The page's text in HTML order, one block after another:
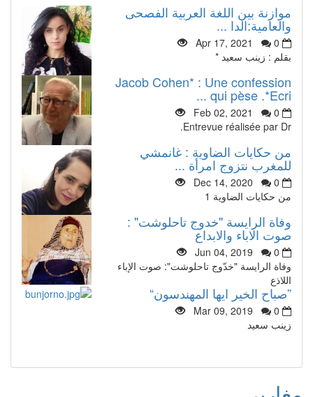
موازنة بين اللغة العربية الفصحى
والعامية:الدا ...
Apr 17, 2021
0
بقلم : زينب سعيد *
Jacob Cohen* : Une confession
qui pèse .*Ecri ...
Feb 02, 2021
0
Entrevue réalisée par Dr.
من حكايات الضاوية : غانمشي
للمغرب نتزوج امرأة ...
Dec 14, 2020
0
من حكايات الضاوية 1
وفاة الرايسة "خدوج تاحلوشت" :
صوت الاباء والابداع
Jun 04, 2019
0
وفاة الرايسة "خدّوج تاحلوشت": صوت الإباء
اللاذع
”صباح الخير ايها المهندسون“
Mar 09, 2019
0
زينب سعيد